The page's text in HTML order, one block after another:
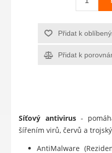
Přidat k
Přidat k
Síťový antivirus-
šířením virů, červů a
AntiMalware